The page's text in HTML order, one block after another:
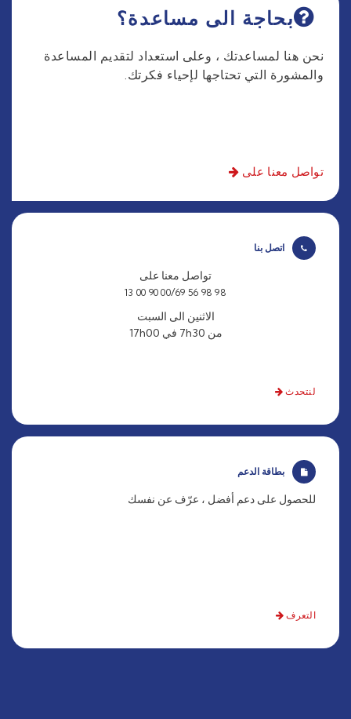
بحاجة الى مساعدة؟
نحن هنا لمساعدتك ، وعلى استعداد لتقديم المساعدة
والمشورة التي تحتاجها لإحياء فكرتك.
تواصل معنا على
اتصل بنا
تواصل معنا على
98 98 56 00
/69 90 00 13
الاثنين الى السبت
من 7h30 في 17h00
لنتحدث
بطاقة الدعم
للحصول على دعم أفضل ، عرّف عن نفسك
التعرف